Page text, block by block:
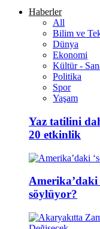
Haberler
All
Bilim ve
Dünya
Ekonomi
Kültür -
Politika
Spor
Yaşam
Yaz tatilini
20 etkinlik
Amerika’daki
söylüyor?